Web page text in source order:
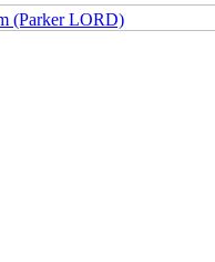
(Parker LORD)